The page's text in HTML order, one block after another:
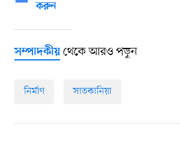
করুন
সম্পাদকীয়থেকে আরও পড়ুন
নির্মাণ সাতকানিয়া